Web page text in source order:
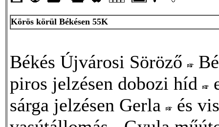
Körös körül Békésen 55K
Békés Újvárosi Söröző
piros jelzésen dobozi híd
sárga jelzésen Gerla
és